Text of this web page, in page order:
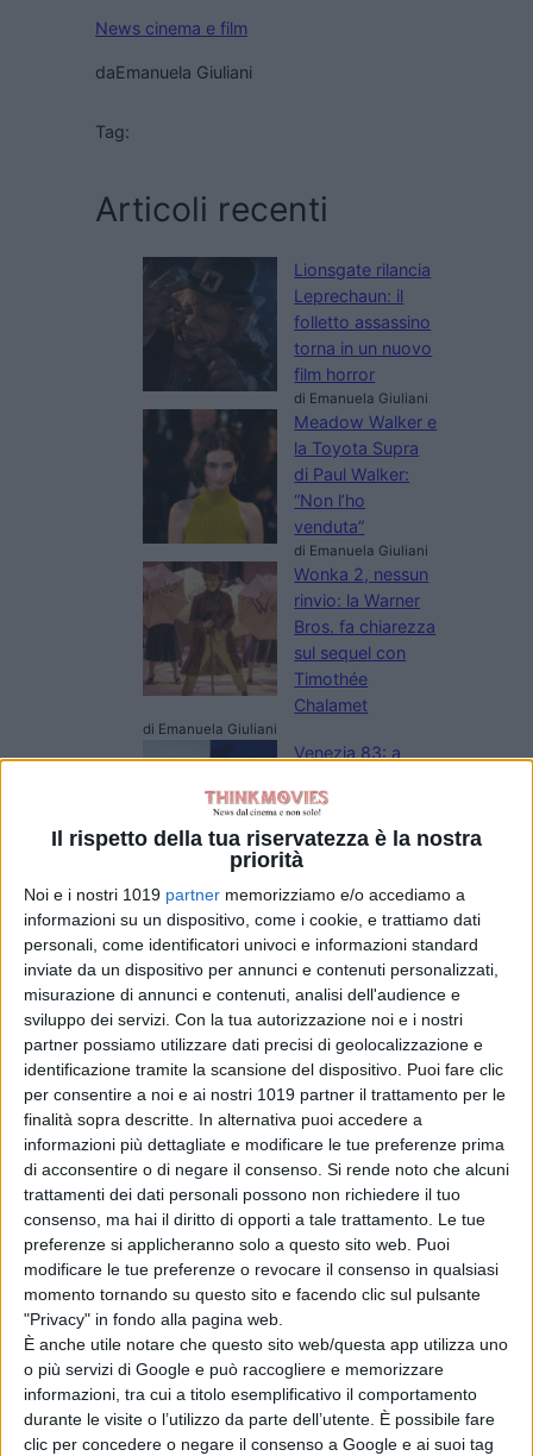
Il rispetto della tua riservatezza è la nostra
priorità
Noi e i nostri 1019 partner memorizziamo e/o accediamo a
informazioni su un dispositivo, come i cookie, e trattiamo dati
personali, come identificatori univoci e informazioni standard
inviate da un dispositivo per annunci e contenuti personalizzati,
misurazione di annunci e contenuti, analisi dell'audience e
sviluppo dei servizi. Con la tua autorizzazione noi e i nostri
partner possiamo utilizzare dati precisi di geolocalizzazione e
identificazione tramite la scansione del dispositivo. Puoi fare clic
per consentire a noi e ai nostri 1019 partner il trattamento per le
finalità sopra descritte. In alternativa puoi accedere a
informazioni più dettagliate e modificare le tue preferenze prima
di acconsentire o di negare il consenso. Si rende noto che alcuni
trattamenti dei dati personali possono non richiedere il tuo
consenso, ma hai il diritto di opporti a tale trattamento. Le tue
preferenze si applicheranno solo a questo sito web. Puoi
modificare le tue preferenze o revocare il consenso in qualsiasi
momento tornando su questo sito e facendo clic sul pulsante
"Privacy" in fondo alla pagina web.
È anche utile notare che questo sito web/questa app utilizza uno
o più servizi di Google e può raccogliere e memorizzare
informazioni, tra cui a titolo esemplificativo il comportamento
durante le visite o l’utilizzo da parte dell’utente. È possibile fare
clic per concedere o negare il consenso a Google e ai suoi tag
News cinema e film
daEmanuela Giuliani
Tag:
Articoli recenti
Lionsgate rilancia
Leprechaun: il
folletto assassino
torna in un nuovo
film horror
di Emanuela Giuliani
Meadow Walker e
la Toyota Supra
di Paul Walker:
“Non l’ho
venduta”
di Emanuela Giuliani
Wonka 2, nessun
rinvio: la Warner
Bros. fa chiarezza
sul sequel con
Timothée
Chalamet
di Emanuela Giuliani
Venezia 83: a
il Cartier Glory to
the Filmmaker
2026
Oceania, Dwayne
Johnson risponde
alle recensioni
Chi siamoContattiPrivacy PolicyCookie Policy
Emanuela Giuliani CFGLNMNL77T43L639
Disclaimer